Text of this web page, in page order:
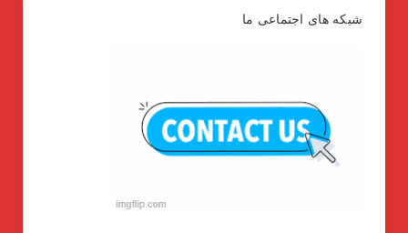
شبکه های اجتماعی ما